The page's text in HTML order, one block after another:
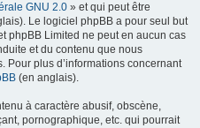
GNU 2.0 » et qui peut être
Le logiciel phpBB a pour seul but
phpBB Limited ne peut en aucun cas
et du contenu que nous
Pour plus d’informations concernant
(en anglais).
à caractère abusif, obscène,
pornographique, etc. qui pourrait